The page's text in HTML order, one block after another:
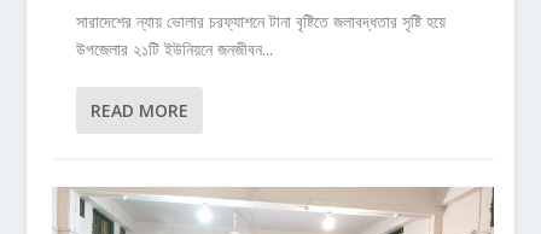
সারাদেশের ন্যায় ভোলার চরফ্যাশনে টানা বৃষ্টিতে জলাবদ্ধতার সৃষ্টি হয়ে
উপজেলার ২১টি ইউনিয়নে জনজীবন...
READ MORE